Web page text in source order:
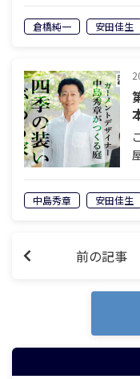
倉橋純一 安田佳生
中島秀章 安田佳生
前の記事